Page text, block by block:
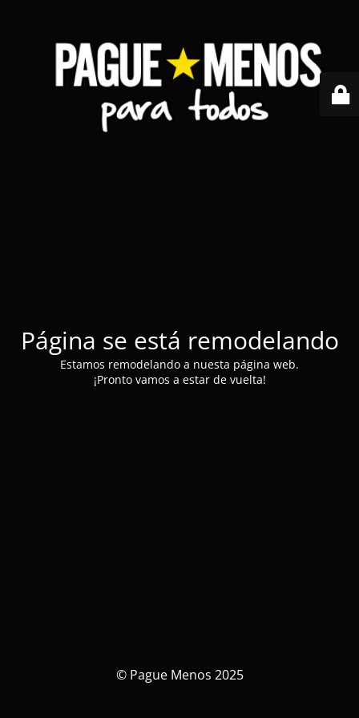
Página se está remodelando
Estamos remodelando a nuesta página web.
¡Pronto vamos a estar de vuelta!
© Pague Menos 2025